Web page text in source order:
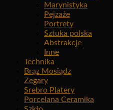
Marynistyka
Pejzaże
Portrety
Sztuka polska
Abstrakcje
Inne
Technika
Brąz Mosiądz
Zegary
Srebro Platery
Porcelana Ceramika